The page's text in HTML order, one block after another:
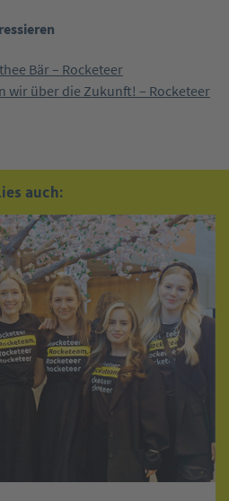
Bär – Rocketeer
wir über die Zukunft! – Rocketeer
auch: